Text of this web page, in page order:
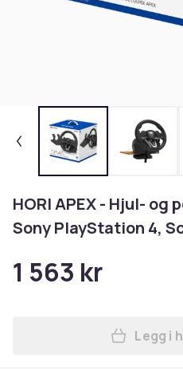
HORI APEX - Hjul-
Sony PlayStation 4,
1 563 kr
Legg i